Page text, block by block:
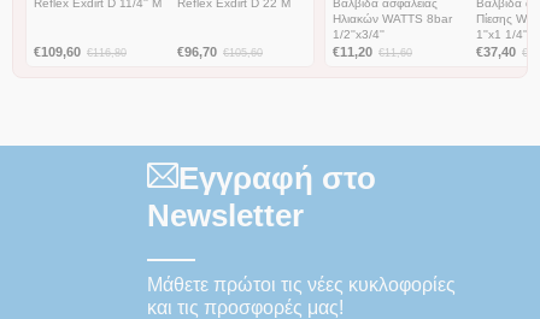
€109,60 €116,80 €96,70 €105,60
Ηλιακών WATTS 8bar
1/2''x3/4''
€11,20 €11,60
Πίεσης
1''x1 1/4''
€37,40 €
Εγγραφή στο
Newsletter
Μάθετε πρώτοι τις νέες κυκλοφορίες
και τις προσφορές μας!